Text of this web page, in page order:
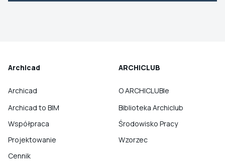
Archicad
Archicad
Archicad to BIM
Współpraca
Projektowanie
Cennik
ARCHICLUB
O ARCHICLUBIe
Biblioteka Archiclub
Środowisko Pracy
Wzorzec